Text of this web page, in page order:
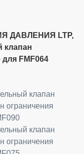
ДАВЛЕНИЯ LTP,
клапан
FMF064
клапан
ограничения
клапан
ограничения